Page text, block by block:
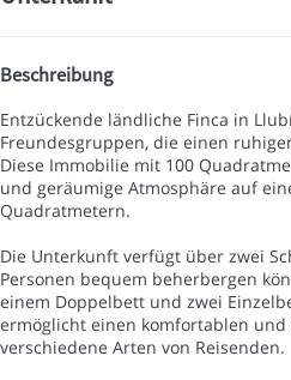
Beschreibung
Entzückende ländliche Finca in
Freundesgruppen, die einen
Diese Immobilie mit 100
und geräumige Atmosphäre auf
Quadratmetern.
Die Unterkunft verfügt über zwei
Personen bequem beherbergen
einem Doppelbett und zwei
ermöglicht einen komfortablen
verschiedene Arten von Reisenden.